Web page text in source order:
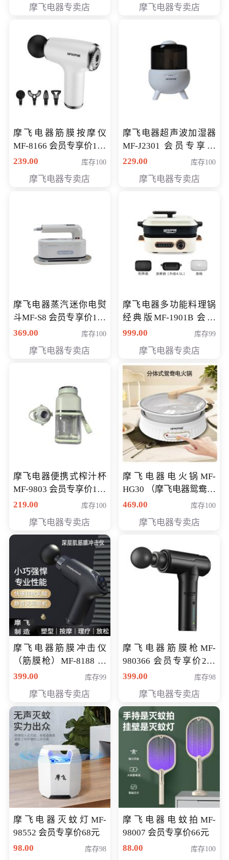
摩飞电器专卖店 摩飞电器专卖店
摩飞电器筋膜按摩仪
MF-8166 会员专享价168
元
239.00 库存100
摩飞电器专卖店
摩飞电器超声波加湿器
MF-J2301 会员专享价
168元
229.00 库存100
摩飞电器专卖店
摩飞电器蒸汽迷你电熨
斗MF-S8 会员专享价168
元
369.00 库存100
摩飞电器专卖店
摩飞电器多功能料理锅
经典版MF-1901B 会员
专享价399元
999.00 库存99
摩飞电器专卖店
摩飞电器便携式榨汁杯
MF-9803 会员专享价138
元
219.00 库存100
摩飞电器专卖店
摩飞电器电火锅MF-
HG30 （摩飞电器鸳鸯锅
MF-HG30 ） 会员专享价
469.00 库存100
摩飞电器专卖店
摩飞电器筋膜冲击仪
（筋膜枪）MF-8188 会
员专享价268元
399.00 库存99
摩飞电器专卖店
摩飞电器筋膜枪MF-
980366 会员专享价299
元
399.00 库存98
摩飞电器专卖店
摩飞电器灭蚊灯MF-
98552 会员专享价68元
98.00
库存98
摩飞电器电蚊拍MF-
98007 会员专享价66元
88.00
库存100